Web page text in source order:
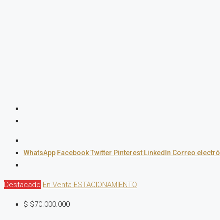
WhatsApp FacebookTwitter Pinterest LinkedIn Correo
Destacado En Venta ESTACIONAMIENTO
$ $70.000.000